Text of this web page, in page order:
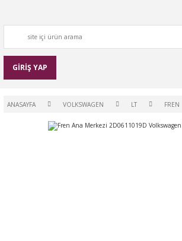
GİRİŞ YAP
ANASAYFA VOLKSWAGEN LT FREN